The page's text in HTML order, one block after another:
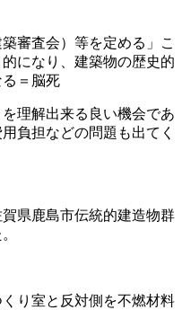
審査会）等を定める」こ
になり、建築物の歴史的
＝脳死
理解出来る良い機会であ
負担などの問題も出てく
県鹿島市伝統的建造物群
り室と反対側を不燃材料